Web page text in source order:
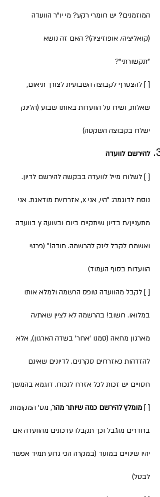
המוזמנים? יש חומרי רקע? מי יו"ר הוועדה
(קואליציה/ אופוזיציה)? האם זה נושא
"תקשורתי"?
[ ] להצטרף לקבוצה השבועית לצורך תיאום,
שאלות, ושיח על הוועדות באותו שבוע (הלינק
ישלח בקבוצה השקטה)
להירשם לוועדה
[ ] לשלוח מייל לוועדה בבקשה להירשם לדיון.
נוסח לדוגמה: "היי, אני x, אזרח/ית מודאגת. אני
מתעניין/ת בדיון שיתקיים ביום ובשעה y בוועדה
ואשמח לקבל לינק להרשמה. תודה!" (פרטי
הוועדות בסוף העמוד)
[ ] לקבל מהוועדה טופס הרשמה ולמלא אותו
במלואו. חשוב! בהרשמה לא לציין שאת/ה
מארגון מחאה (סמנו 'אחר' בשדה הארגון), אלא
להזדהות כאזרחים סקרנים. לדיונים שאינם
חסויים יש זכות לכל אזרח לנכוח. דוגמא בהמשך
[ ] מומלץ להירשם כמה שיותר מהר, מס' המקומות
בחדרים מוגבל וכך תקבלו עדכונים מהוועדה אם
יהיו שינויים במועד (במקרה הכי גרוע תמיד אפשר
לבטל)